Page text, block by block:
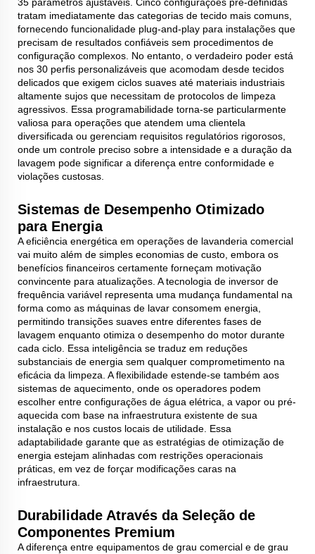
35 parâmetros ajustáveis. Cinco configurações pré-definidas
tratam imediatamente das categorias de tecido mais comuns,
fornecendo funcionalidade plug-and-play para instalações que
precisam de resultados confiáveis sem procedimentos de
configuração complexos. No entanto, o verdadeiro poder está
nos 30 perfis personalizáveis que acomodam desde tecidos
delicados que exigem ciclos suaves até materiais industriais
altamente sujos que necessitam de protocolos de limpeza
agressivos. Essa programabilidade torna-se particularmente
valiosa para operações que atendem uma clientela
diversificada ou gerenciam requisitos regulatórios rigorosos,
onde um controle preciso sobre a intensidade e a duração da
lavagem pode significar a diferença entre conformidade e
violações custosas.
Sistemas de Desempenho Otimizado
para Energia
A eficiência energética em operações de lavanderia comercial
vai muito além de simples economias de custo, embora os
benefícios financeiros certamente forneçam motivação
convincente para atualizações. A tecnologia de inversor de
frequência variável representa uma mudança fundamental na
forma como as máquinas de lavar consomem energia,
permitindo transições suaves entre diferentes fases de
lavagem enquanto otimiza o desempenho do motor durante
cada ciclo. Essa inteligência se traduz em reduções
substanciais de energia sem qualquer comprometimento na
eficácia da limpeza. A flexibilidade estende-se também aos
sistemas de aquecimento, onde os operadores podem
escolher entre configurações de água elétrica, a vapor ou pré-
aquecida com base na infraestrutura existente de sua
instalação e nos custos locais de utilidade. Essa
adaptabilidade garante que as estratégias de otimização de
energia estejam alinhadas com restrições operacionais
práticas, em vez de forçar modificações caras na
infraestrutura.
Durabilidade Através da Seleção de
Componentes Premium
A diferença entre equipamentos de grau comercial e de grau